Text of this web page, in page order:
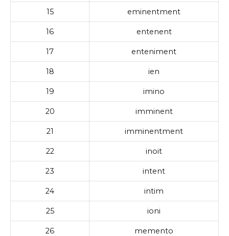
15 eminentment
16 entenent
17 enteniment
18 ien
19 imino
20 imminent
21 imminentment
22 inoit
23 intent
24 intim
25 ioni
26 memento